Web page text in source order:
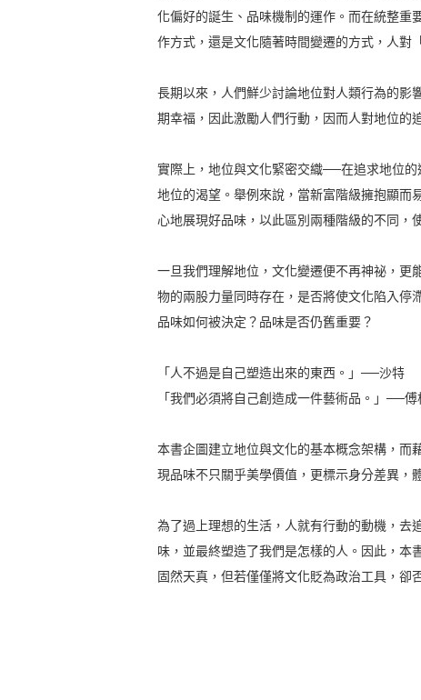
化偏好的誕生、品味機制的運作。而在統整重
作方式，還是文化隨著時間變遷的方式，人對
長期以來，人們鮮少討論地位對人類行為的影
期幸福，因此激勵人們行動，因而人對地位的
實際上，地位與文化緊密交織──在追求地位
地位的渴望。舉例來說，當新富階級擁抱顯而
心地展現好品味，以此區別兩種階級的不同，
一旦我們理解地位，文化變遷便不再神祕，更
物的兩股力量同時存在，是否將使文化陷入停
品味如何被決定？品味是否仍舊重要？
「人不過是自己塑造出來的東西。」──沙特
「我們必須將自己創造成一件藝術品。」──傅
本書企圖建立地位與文化的基本概念架構，而
現品味不只關乎美學價值，更標示身分差異，
為了過上理想的生活，人就有行動的動機，去
味，並最終塑造了我們是怎樣的人。因此，本
固然天真，但若僅僅將文化貶為政治工具，卻